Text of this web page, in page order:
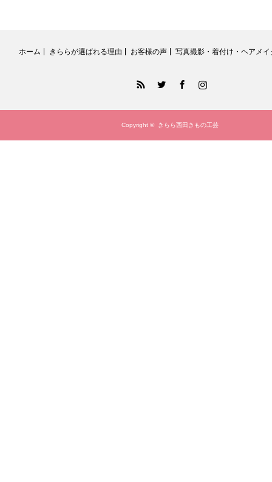
ホーム きららが選ばれる理由 お客様の声 写真撮影・着付け・ヘアメイ
FacebookInstagram
Copyright © きらら西田きもの工芸